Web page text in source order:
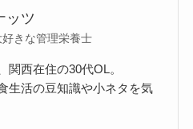
ッツ
きな管理栄養士
関西在住の30代OL。
生活の豆知識や小ネタを気